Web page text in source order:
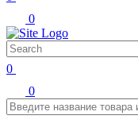
0
0
0